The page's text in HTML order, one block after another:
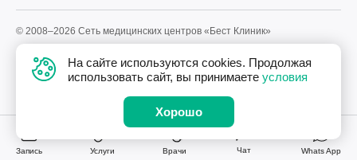
© 2008–2026 Сеть медицинских центров «Бест Клиник»
Политика «Бест Клиник» в отношении обработки персональных
данных.
разработка сайта—Текарт.
Запись Услуги Врачи Чат Whats App
На сайте используются cookies. Продолжая
использовать сайт, вы принимаете условия
Хорошо